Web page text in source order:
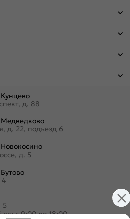
д. 88
д. 22, подъезд 6
д. 5
4
5
вс: с 9:00 до 18:00